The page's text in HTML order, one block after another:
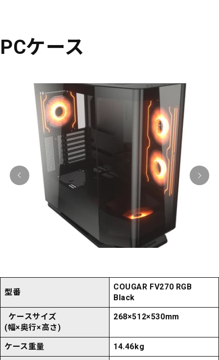
PCケース
型番
COUGAR FV270 RGB
Black
ケースサイズ
(幅×奥行×高さ)
268×512×530mm
ケース重量 14.46kg